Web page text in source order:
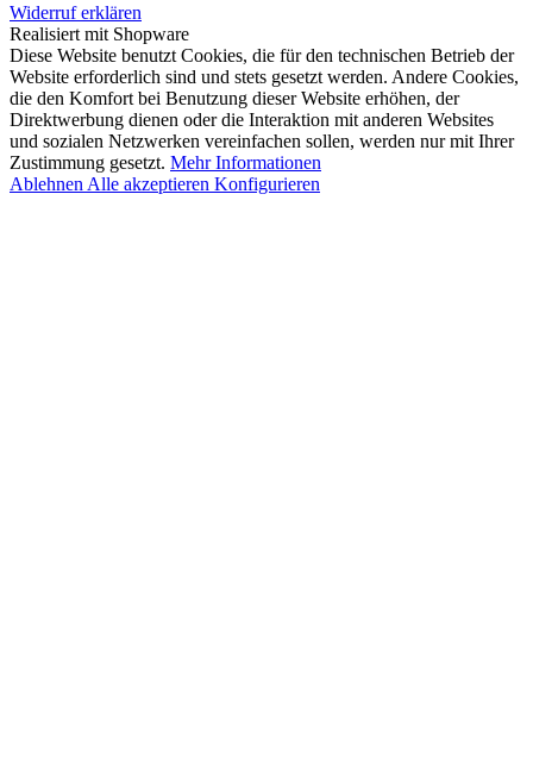
Widerruf erklären
Realisiert mit Shopware
Diese Website benutzt Cookies, die für den technischen Betrieb der
Website erforderlich sind und stets gesetzt werden. Andere Cookies,
die den Komfort bei Benutzung dieser Website erhöhen, der
Direktwerbung dienen oder die Interaktion mit anderen Websites
und sozialen Netzwerken vereinfachen sollen, werden nur mit Ihrer
Zustimmung gesetzt. Mehr Informationen
Ablehnen Alle akzeptieren Konfigurieren